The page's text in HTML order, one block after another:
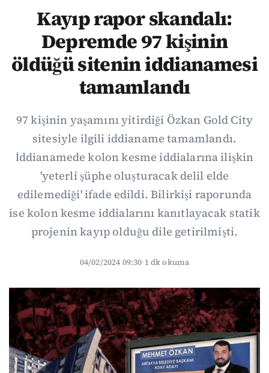
Kayıp rapor skandalı:
Depremde 97 kişinin
öldüğü sitenin iddianamesi
tamamlandı
97 kişinin yaşamını yitirdiği Özkan Gold City
sitesiyle ilgili iddianame tamamlandı.
İddianamede kolon kesme iddialarına ilişkin
'yeterli şüphe oluşturacak delil elde
edilemediği' ifade edildi. Bilirkişi raporunda
ise kolon kesme iddialarını kanıtlayacak statik
projenin kayıp olduğu dile getirilmişti.
04/02/2024 09:30·1 dk okuma